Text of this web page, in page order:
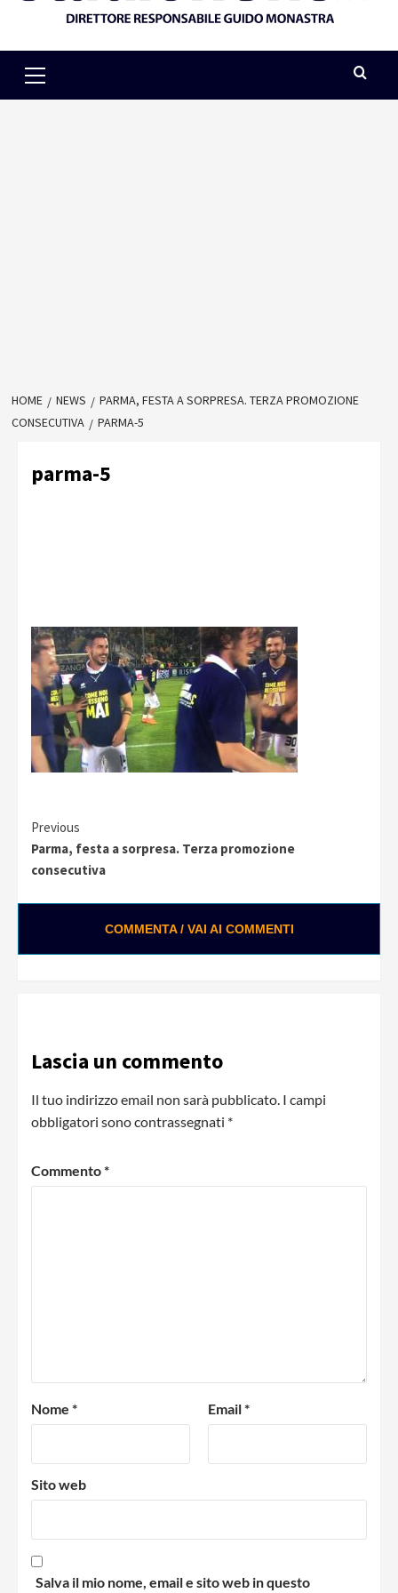
Menu
HOME NEWS
PARMA, FESTA A SORPRESA. TERZA PROMOZIONE
CONSECUTIVA
PARMA-5
parma-5
Continue
Reading
Previous
Parma, festa a sorpresa. Terza promozione
consecutiva
COMMENTA / VAI AI COMMENTI
0:01 / 0:25
Lascia un commento
Il tuo indirizzo email non sarà pubblicato. I campi
obbligatori sono contrassegnati *
Commento*
Nome * Email*
Sito web
Salva il mio nome, email e sito web in questo